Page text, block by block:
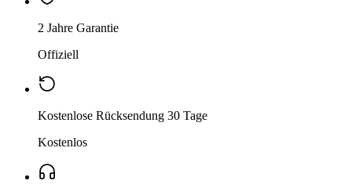
2 Jahre Garantie
Offiziell
Kostenlose Rücksendung 30 Tage
Kostenlos